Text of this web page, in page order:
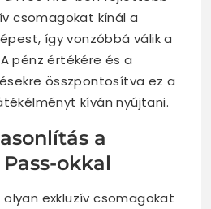
csomagokat kínál a
így vonzóbbá válik a
pénz értékére és a
összpontosítva ez a
kíván nyújtani.
a
okkal
olyan exkluzív csomagokat